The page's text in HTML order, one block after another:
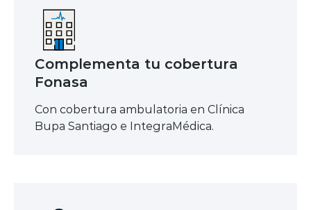
Complementa tu cobertura
Fonasa
Con cobertura ambulatoria en Clínica
Bupa Santiago e IntegraMédica.